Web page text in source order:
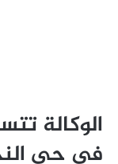
الوكالة
في حي